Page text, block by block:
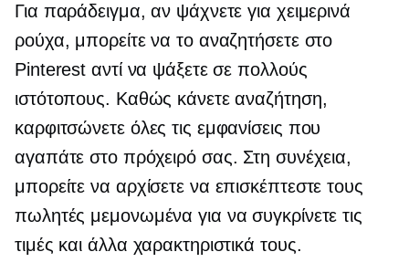
Για παράδειγμα, αν ψάχνετε για χειμερινά
ρούχα, μπορείτε να το αναζητήσετε στο
Pinterest αντί να ψάξετε σε πολλούς
ιστότοπους. Καθώς κάνετε αναζήτηση,
καρφιτσώνετε όλες τις εμφανίσεις που
αγαπάτε στο πρόχειρό σας. Στη συνέχεια,
μπορείτε να αρχίσετε να επισκέπτεστε τους
πωλητές μεμονωμένα για να συγκρίνετε τις
τιμές και άλλα χαρακτηριστικά τους.